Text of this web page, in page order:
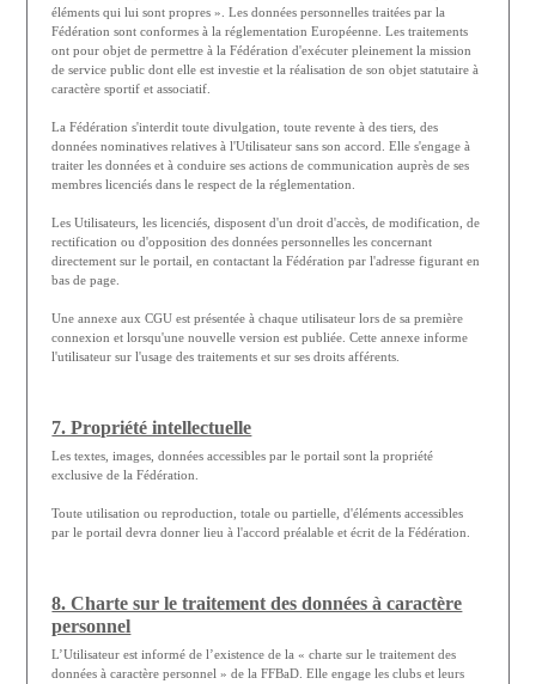
éléments qui lui sont propres ». Les données personnelles traitées par la
Fédération sont conformes à la réglementation Européenne. Les traitements
ont pour objet de permettre à la Fédération d'exécuter pleinement la mission
de service public dont elle est investie et la réalisation de son objet statutaire à
caractère sportif et associatif.
La Fédération s'interdit toute divulgation, toute revente à des tiers, des
données nominatives relatives à l'Utilisateur sans son accord. Elle s'engage à
traiter les données et à conduire ses actions de communication auprès de ses
membres licenciés dans le respect de la réglementation.
Les Utilisateurs, les licenciés, disposent d'un droit d'accès, de modification, de
rectification ou d'opposition des données personnelles les concernant
directement sur le portail, en contactant la Fédération par l'adresse figurant en
bas de page.
Une annexe aux CGU est présentée à chaque utilisateur lors de sa première
connexion et lorsqu'une nouvelle version est publiée. Cette annexe informe
l'utilisateur sur l'usage des traitements et sur ses droits afférents.
7. Propriété intellectuelle
Les textes, images, données accessibles par le portail sont la propriété
exclusive de la Fédération.
Toute utilisation ou reproduction, totale ou partielle, d'éléments accessibles
par le portail devra donner lieu à l'accord préalable et écrit de la Fédération.
8. Charte sur le traitement des données à caractère
personnel
L’Utilisateur est informé de l’existence de la « charte sur le traitement des
données à caractère personnel » de la FFBaD. Elle engage les clubs et leurs